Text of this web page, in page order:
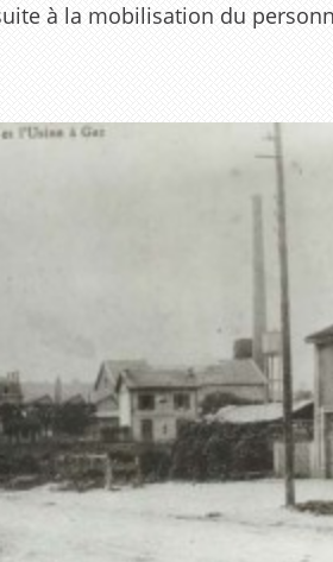
à la mobilisation du